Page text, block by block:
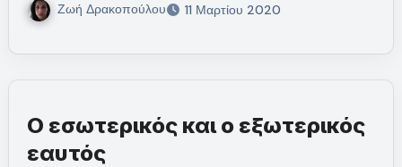
Ζωή Δρακοπούλου 11 Μαρτίου 2020
Ο εσωτερικός και ο εξωτερικός
εαυτός